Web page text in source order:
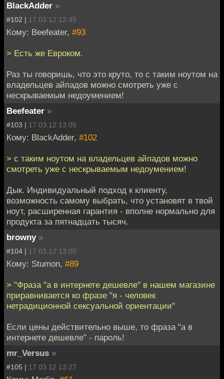
BlackAdder »
#102 | 17.03.12 12:45
Кому: Beefeater, #93
> Есть же Евроком.
Раз ты говоришь, что это круто, то с таким ноутом на
владельцев айпадов можно смотреть уже с
нескрываемым недоумением!
Beefeater »
#103 | 17.03.12 13:05
Кому: BlackAdder, #102
> с таким ноутом на владельцев айпадов можно
смотреть уже с нескрываемым недоумением!
Дык. Индивидуальный подход к клиенту,
возможность самому выбрать, что установят в твой
ноут, расширенная гарантия - вполне нормально для
продукта за пятнадцать тысяч.
browny »
#104 | 17.03.12 13:05
Кому: Stumon, #89
> "Фраза "а в интернете дешевле" в нашем магазине
приравнивается ко фразе "я - человек
нетрадиционной сексуальной ориентации"
Если цены действительно выше, то фраза "а в
интернете дешевле" - пароль!
mr_Versus »
#105 | 17.03.12 13:27